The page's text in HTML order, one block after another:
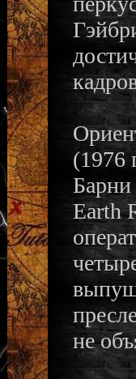
(1976
Барни
Earth
не